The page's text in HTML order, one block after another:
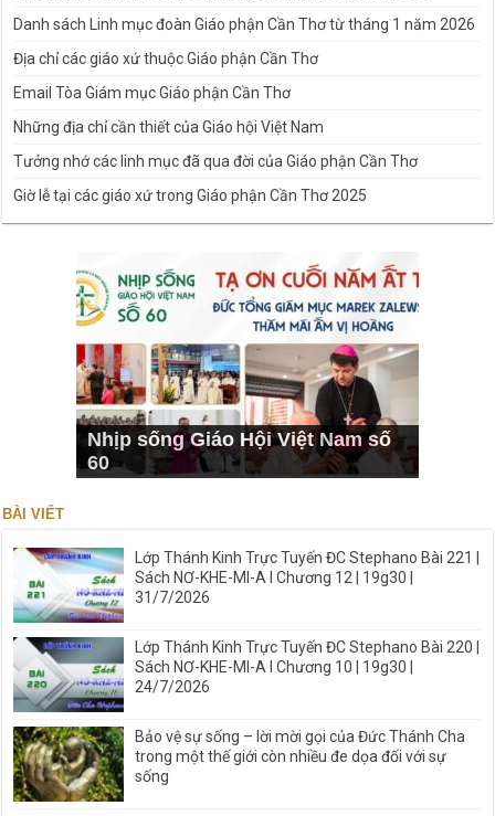
Danh sách Linh mục đoàn Giáo phận Cần Thơ từ tháng 1 năm 2026
Địa chỉ các giáo xứ thuộc Giáo phận Cần Thơ
Email Tòa Giám mục Giáo phận Cần Thơ
Những địa chỉ cần thiết của Giáo hội Việt Nam
Tưởng nhớ các linh mục đã qua đời của Giáo phận Cần Thơ
Giờ lễ tại các giáo xứ trong Giáo phận Cần Thơ 2025
Nhịp sống Giáo Hội Việt Nam số
60
BÀI VIẾT
Lớp Thánh Kinh Trực Tuyến ĐC Stephano Bài 221 |
Sách NƠ-KHE-MI-A I Chương 12 | 19g30 |
31/7/2026
Lớp Thánh Kinh Trực Tuyến ĐC Stephano Bài 220 |
Sách NƠ-KHE-MI-A I Chương 10 | 19g30 |
24/7/2026
Bảo vệ sự sống – lời mời gọi của Đức Thánh Cha
trong một thế giới còn nhiều đe dọa đối với sự
sống